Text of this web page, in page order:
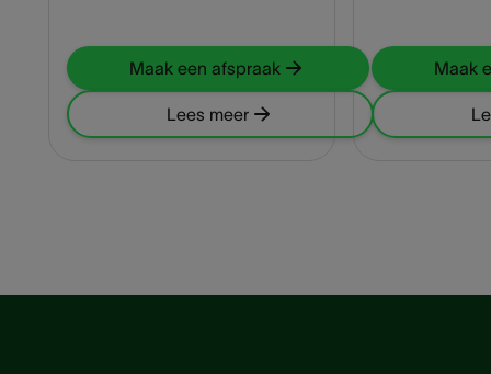
Maak een afspraak
Lees meer
Maak